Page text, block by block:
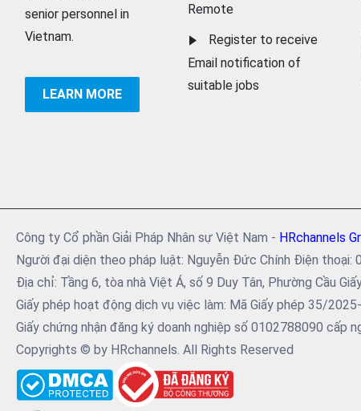
senior personnel in
Vietnam.
LEARN MORE
Remote
Register to receive
Email notification of
suitable jobs
Công ty Cổ phần Giải Pháp Nhân sự Việt Nam - HRchannels
Người đại diện theo pháp luật: Nguyễn Đức Chính Điện thoại:
Địa chỉ: Tầng 6, tòa nhà Việt Á, số 9 Duy Tân, Phường Cầu
Giấy phép hoạt động dịch vụ việc làm: Mã Giấy phép 35/
Giấy chứng nhận đăng ký doanh nghiệp số 0102788090
Copyrights © by HRchannels. All Rights Reserved